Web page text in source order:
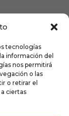
tecnologías
información del
nos permitirá
o las
o retirar el
ciertas
- 16:00 a 21:00
- 16:00 a 20:00
- 16:00 a 19:00
- 16:00 a 19:00